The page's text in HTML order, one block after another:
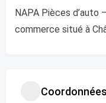
NAPA Pièces d’auto
commerce situé à
Coordonnées